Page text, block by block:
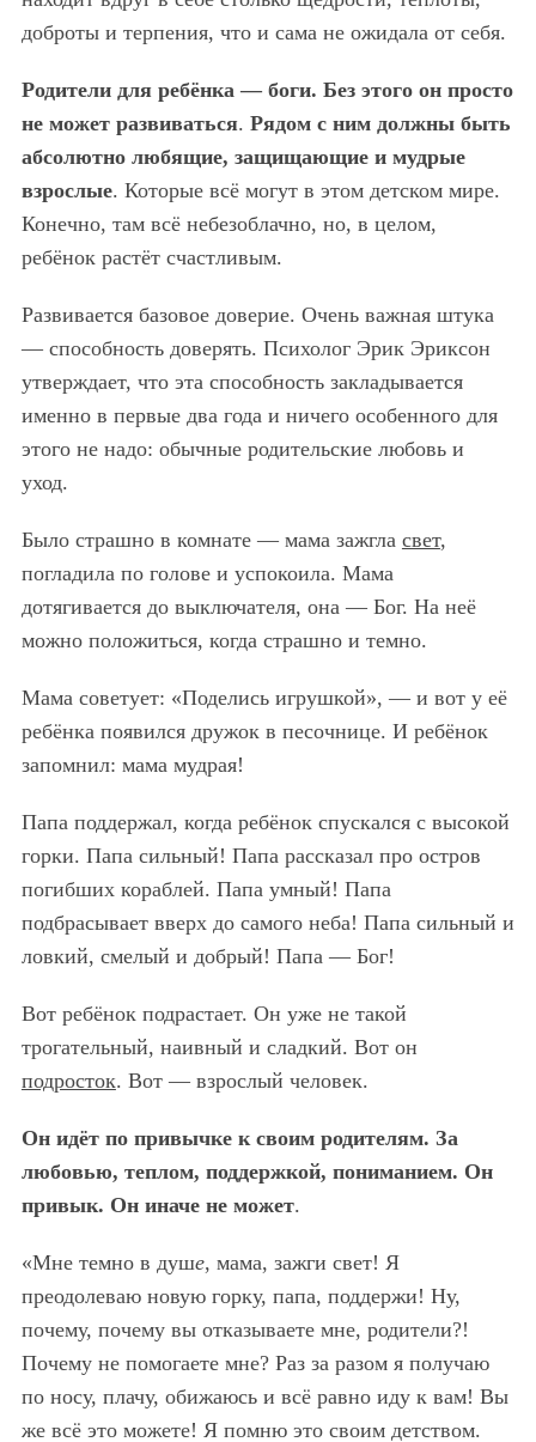
доброты и терпения, что и сама не ожидала от себя.
Родители для ребёнка — боги. Без этого он просто
не может развиваться. Рядом с ним должны быть
абсолютно любящие, защищающие и мудрые
взрослые. Которые всё могут в этом детском мире.
Конечно, там всё небезоблачно, но, в целом,
ребёнок растёт счастливым.
Развивается базовое доверие. Очень важная штука
— способность доверять. Психолог Эрик Эриксон
утверждает, что эта способность закладывается
именно в первые два года и ничего особенного для
этого не надо: обычные родительские любовь и
уход.
Было страшно в комнате — мама зажгла свет,
погладила по голове и успокоила. Мама
дотягивается до выключателя, она — Бог. На неё
можно положиться, когда страшно и темно.
Мама советует: «Поделись игрушкой», — и вот у её
ребёнка появился дружок в песочнице. И ребёнок
запомнил: мама мудрая!
Папа поддержал, когда ребёнок спускался с высокой
горки. Папа сильный! Папа рассказал про остров
погибших кораблей. Папа умный! Папа
подбрасывает вверх до самого неба! Папа сильный и
ловкий, смелый и добрый! Папа — Бог!
Вот ребёнок подрастает. Он уже не такой
трогательный, наивный и сладкий. Вот он
подросток. Вот — взрослый человек.
Он идёт по привычке к своим родителям. За
любовью, теплом, поддержкой, пониманием. Он
привык. Он иначе не может.
«Мне темно в душе, мама, зажги свет! Я
преодолеваю новую горку, папа, поддержи! Ну,
почему, почему вы отказываете мне, родители?!
Почему не помогаете мне? Раз за разом я получаю
по носу, плачу, обижаюсь и всё равно иду к вам! Вы
же всё это можете! Я помню это своим детством.